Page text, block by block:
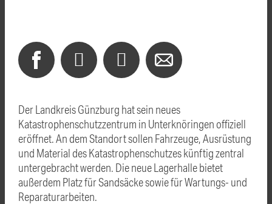
Der Landkreis Günzburg hat sein neues
Katastrophenschutzzentrum in Unterknöringen offiziell
eröffnet. An dem Standort sollen Fahrzeuge, Ausrüstung
und Material des Katastrophenschutzes künftig zentral
untergebracht werden. Die neue Lagerhalle bietet
außerdem Platz für Sandsäcke sowie für Wartungs- und
Reparaturarbeiten.